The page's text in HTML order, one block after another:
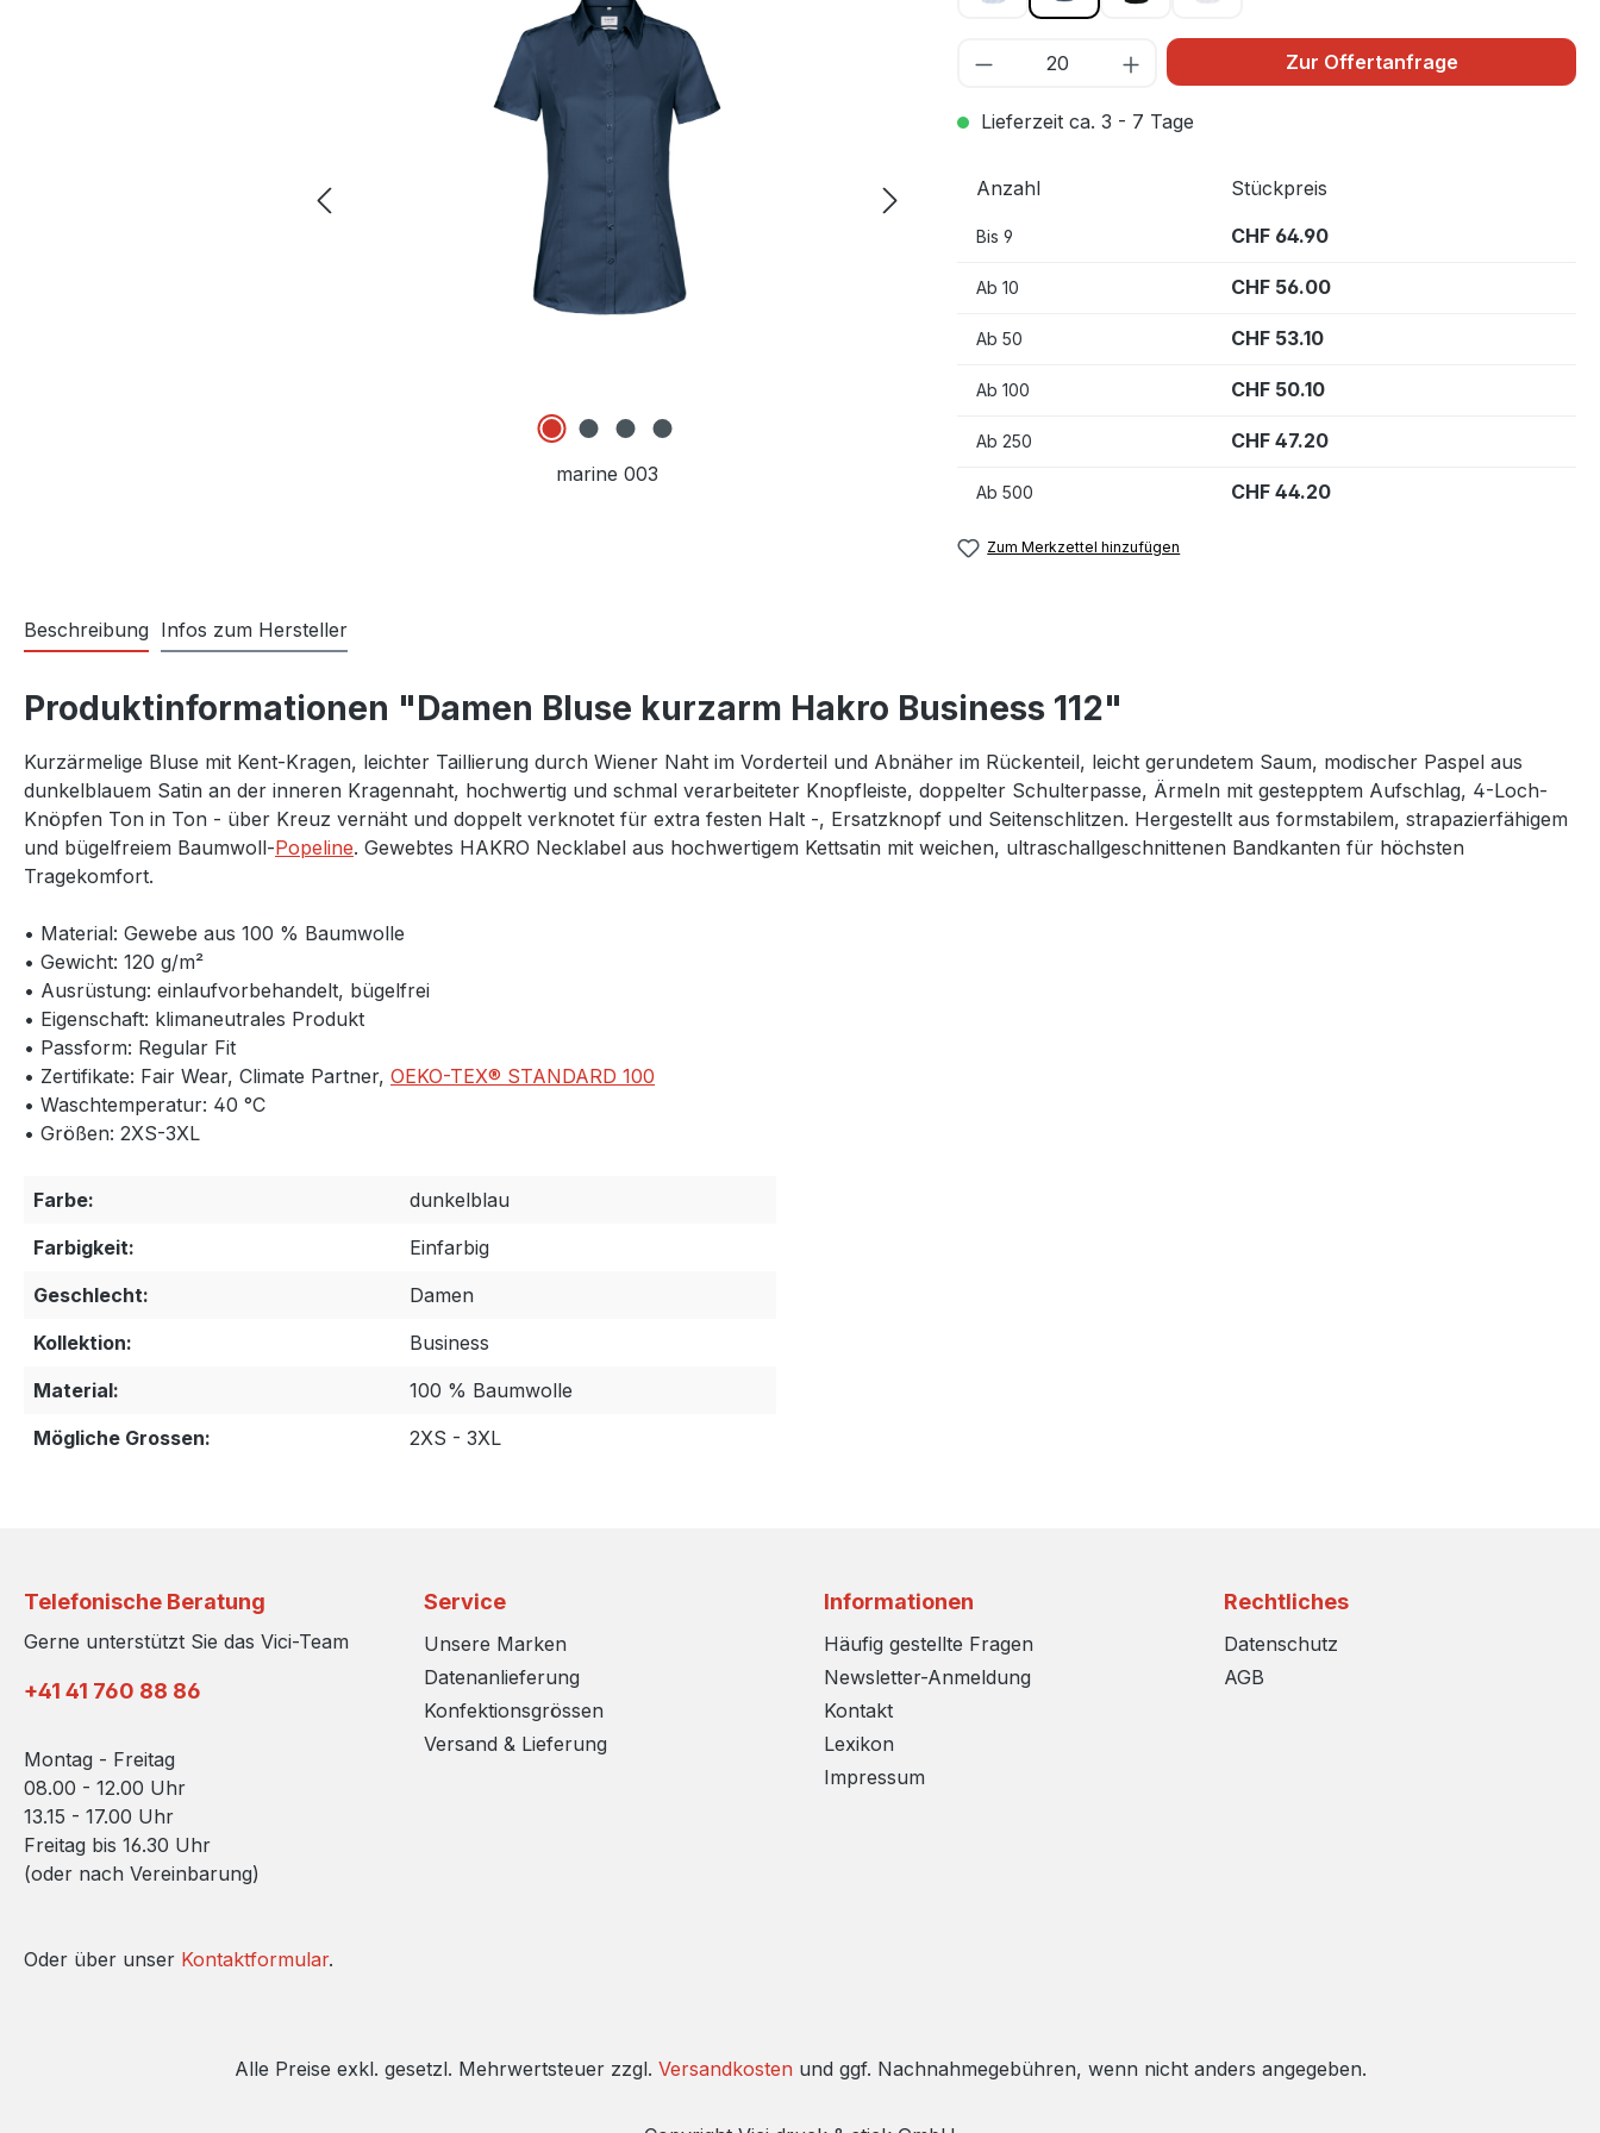
marine 003
Zur Offertanfrage
Lieferzeit ca. 3 - 7 Tage
Anzahl Stückpreis
Bis 9 CHF 64.90
Ab 10 CHF 56.00
Ab 50 CHF 53.10
Ab 100 CHF 50.10
Ab 250 CHF 47.20
Ab 500 CHF 44.20
Zum Merkzettel hinzufügen
Beschreibung Infos zum Hersteller
Produktinformationen "Damen Bluse kurzarm Hakro Business 112"
Kurzärmelige Bluse mit Kent-Kragen, leichter Taillierung durch Wiener Naht im Vorderteil und Abnäher im Rückenteil, leicht gerundetem Saum, modischer Paspel aus
dunkelblauem Satin an der inneren Kragennaht, hochwertig und schmal verarbeiteter Knopfleiste, doppelter Schulterpasse, Ärmeln mit gestepptem Aufschlag, 4-Loch-
Knöpfen Ton in Ton - über Kreuz vernäht und doppelt verknotet für extra festen Halt -, Ersatzknopf und Seitenschlitzen. Hergestellt aus formstabilem, strapazierfähigem
und bügelfreiem Baumwoll-Popeline. Gewebtes HAKRO Necklabel aus hochwertigem Kettsatin mit weichen, ultraschallgeschnittenen Bandkanten für höchsten
Tragekomfort.
• Material: Gewebe aus 100 % Baumwolle
• Gewicht: 120 g/m²
• Ausrüstung: einlaufvorbehandelt, bügelfrei
• Eigenschaft: klimaneutrales Produkt
• Passform: Regular Fit
• Zertifikate: Fair Wear, Climate Partner, OEKO-TEX® STANDARD 100
• Waschtemperatur: 40 °C
• Größen: 2XS-3XL
Farbe:
dunkelblau
Farbigkeit:
Einfarbig
Geschlecht:
Damen
Kollektion:
Business
Material:
100 % Baumwolle
Mögliche Grossen:
2XS - 3XL
Telefonische Beratung
Gerne unterstützt Sie das Vici-Team
+41 41 760 88 86
Montag - Freitag
08.00 - 12.00 Uhr
13.15 - 17.00 Uhr
Freitag bis 16.30 Uhr
(oder nach Vereinbarung)
Oder über unser Kontaktformular.
Service
Unsere Marken
Datenanlieferung
Konfektionsgrössen
Versand & Lieferung
Informationen
Häufig gestellte Fragen
Newsletter-Anmeldung
Kontakt
Lexikon
Impressum
Rechtliches
Datenschutz
AGB
Alle Preise exkl. gesetzl. Mehrwertsteuer zzgl. Versandkosten und ggf. Nachnahmegebühren, wenn nicht anders angegeben.